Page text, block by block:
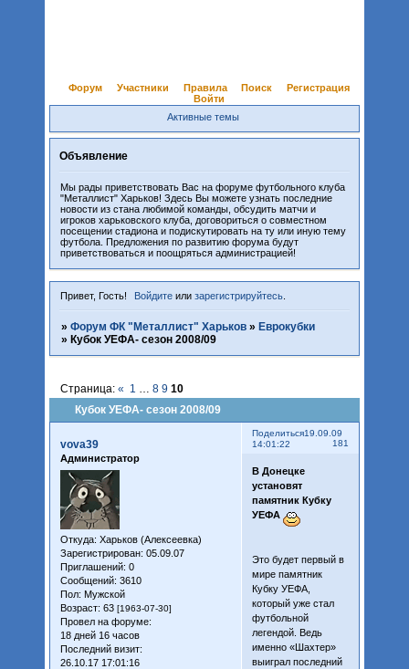
Форум Участники Правила Поиск
Регистрация
Войти
Активные темы
Объявление
Мы рады приветствовать Вас на форуме футбольного клуба
"Металлист" Харьков! Здесь Вы можете узнать последние
новости из стана любимой команды, обсудить матчи и
игроков харьковского клуба, договориться о совместном
посещении стадиона и подискутировать на ту или иную тему
футбола. Предложения по развитию форума будут
приветствоваться и поощряться администрацией!
Привет, Гость! Войдите илизарегистрируйтесь
» Форум ФК "Металлист" Харьков » Еврокубки
» Кубок УЕФА- сезон 2008/09
Кубок УЕФА- сезон 2008/09
Страница: « 1 … 8 9 10
Поделиться
181
19.09.09
14:01:22
vova39
Администратор
Откуда: Харьков (Алексеевка)
Зарегистрирован: 05.09.07
Приглашений: 0
Сообщений: 3610
Пол: Мужской
Возраст: 63 [1963-07-30]
Провел на форуме:
18 дней 16 часов
Последний визит:
26.10.17 17:01:16
В Донецке
установят
памятник Кубку
УЕФА
Это будет первый в
мире памятник
Кубку УЕФА,
который уже стал
футбольной
легендой. Ведь
именно «Шахтер»
выиграл последний